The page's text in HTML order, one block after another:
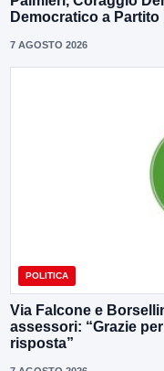
Democratico a
7 AGOSTO 2026
POLITICA
Via Falcone e
assessori: “Grazie
risposta”